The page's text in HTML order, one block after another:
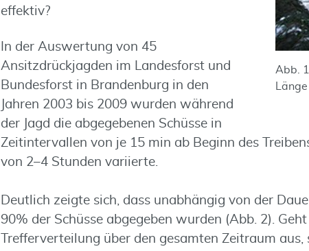
Abb.
effektiv?
In der Auswertung von 45
Ansitzdrückjagden im Landesforst und
Bundesforst in Brandenburg in den
Jahren 2003 bis 2009 wurden während
der Jagd die abgegebenen Schüsse in
Zeitintervallen von je 15 min ab Beginn des
von 2–4 Stunden variierte.
Deutlich zeigte sich, dass unabhängig von der
90% der Schüsse abgegeben wurden (Abb. 2).
Trefferverteilung über den gesamten Zeitraum